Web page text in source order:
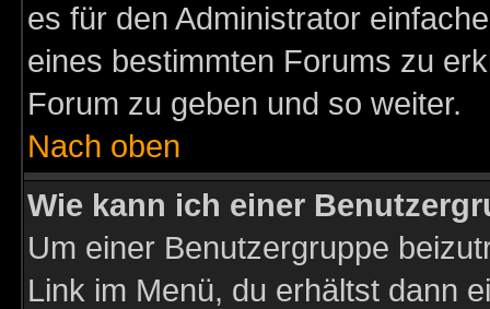
es für den Administrator
eines bestimmten Forums zu
Forum zu geben und so weiter.
Nach oben
Wie kann ich einer
Um einer Benutzergruppe
Link im Menü, du erhältst dann